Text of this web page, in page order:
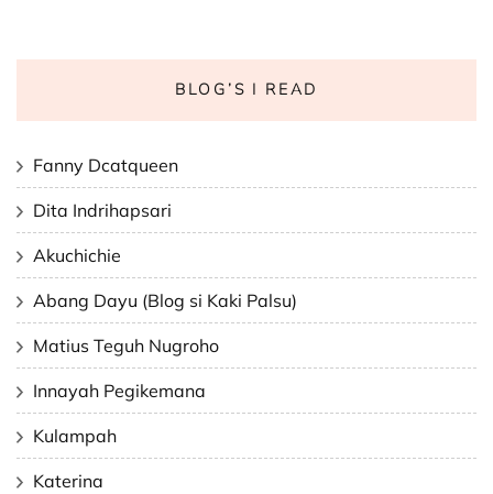
BLOG’S I READ
Fanny Dcatqueen
Dita Indrihapsari
Akuchichie
Abang Dayu (Blog si Kaki Palsu)
Matius Teguh Nugroho
Innayah Pegikemana
Kulampah
Katerina